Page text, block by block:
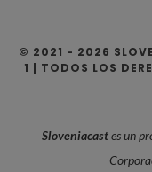
© 2021 - 2026
1 | TODOS LOS
Sloveniacastes un